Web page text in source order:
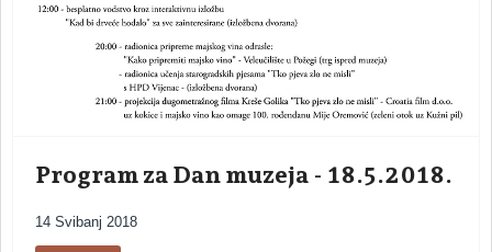
Program za Dan muzeja - 18.5.2018.
14 Svibanj 2018